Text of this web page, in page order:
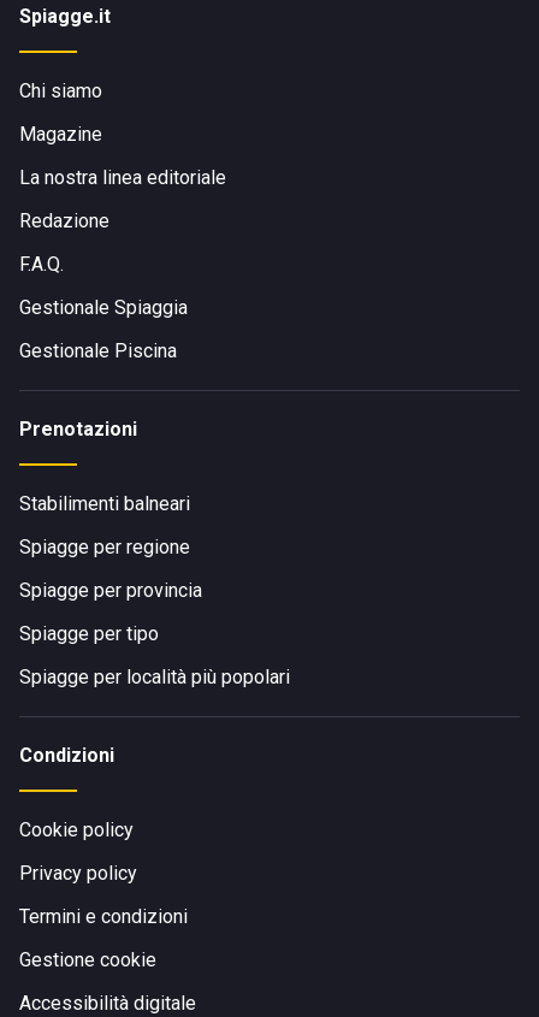
Spiagge.it
Chi siamo
Magazine
La nostra linea editoriale
Redazione
F.A.Q.
Gestionale Spiaggia
Gestionale Piscina
Prenotazioni
Stabilimenti balneari
Spiagge per regione
Spiagge per provincia
Spiagge per tipo
Spiagge per località più popolari
Condizioni
Cookie policy
Privacy policy
Termini e condizioni
Gestione cookie
Accessibilità digitale